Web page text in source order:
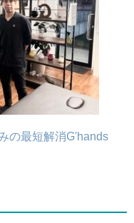
の最短解消G'hands